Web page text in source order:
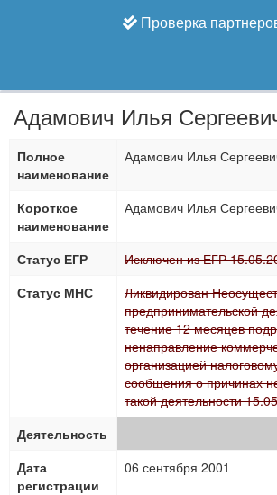
Проверка
Адамович Илья
Полное
наименование
Адамович Илья
Короткое
наименование
Адамович Илья
Статус ЕГР
Исключен из ЕГР
Статус МНС
Ликвидирован
предпринимательской
течение 12 месяцев
ненаправление
организацией
сообщения о причинах
такой деятельности
Деятельность
Дата
регистрации
06 сентября 2001